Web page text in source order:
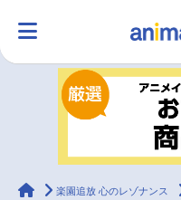
ランキング
ラジオ
animateTimes
楽園追放 心のレゾナンス